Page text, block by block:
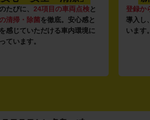
たびに、 24項目の車両点検と
清掃・除菌を徹底。安心感と
感じていただける車内環境に
ています。
登録か
導入し
います